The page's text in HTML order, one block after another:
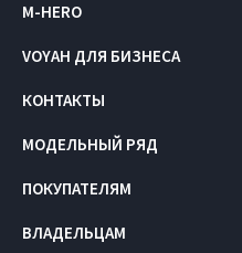
M-HERO
VOYAH ДЛЯ БИЗНЕСА
КОНТАКТЫ
МОДЕЛЬНЫЙ РЯД
ПОКУПАТЕЛЯМ
ВЛАДЕЛЬЦАМ